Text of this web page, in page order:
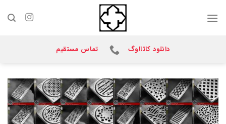
دانلود کاتالوگ تماس مستقیم